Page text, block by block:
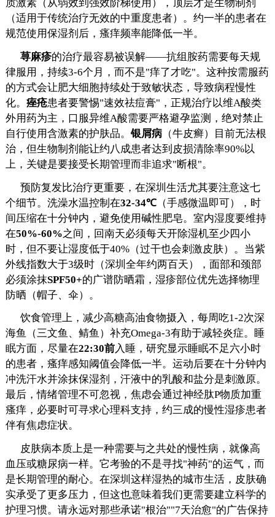
质激素（从弱效到强效阶梯使用），顶层才是生物制剂
（适用于传统治疗无效的中重度患者）。约一半的患者在
规范使用保湿剂后，瘙痒频率能降低一半。
荨麻疹的治疗最容易被误解——抗组胺药需要每天规
律服用，持续3-6个月，而不是"痒了才吃"。这种按需服药
的方式会让肥大细胞持续处于致敏状态，导致病程慢性
化。 痤疮患者要警惕"速效祛痘膏"，正规治疗以维A酸类
外用药为主，口服异维A酸需要严格避孕监测，绝对禁止
自行使用含激素的护肤品。 银屑病（牛皮癣）目前无法根
治，但生物制剂能让约八成患者达到皮损清除率90%以
上，关键是要接受长期管理而非追求"断根"。
预防复发比治疗更重要，在深圳生活尤其要注意这七
个细节。洗澡水温控制在32-34℃（手感微温即可），时
间压缩在十分钟内，避免使用碱性肥皂。室内湿度要维持
在50%-60%之间，回南天必须每天开除湿机至少四小
时，但不要让湿度低于40%（过干也会刺激皮肤）。当紫
外线指数大于3级时（深圳全年约两百天），面部和颈部
必须涂抹SPF50+的广谱防晒霜，湿疹部位优先选择物理
防晒（帽子、伞）。
饮食管理上，减少高糖高油食物摄入，每周吃1-2次深
海鱼（三文鱼、鲭鱼）补充Omega-3有助于减轻炎症。睡
眠方面，尽量在22:30前入睡，研究显示睡眠不足六小时
的患者，瘙痒感知阈值会降低一半。运动后要在十分钟内
冲洗汗水并涂抹保湿剂，汗液中的乳酸和盐分是刺激原。
最后，情绪管理不可忽视，焦虑会通过神经肽P物质加重
瘙痒，必要时可寻求心理科支持，约三成的慢性湿疹患者
伴有焦虑症状。
皮肤病本质上是一种需要与之共处的慢性病，就像高
血压或糖尿病一样。它考验的不是寻找"神药"的运气，而
是长期管理的耐心。在深圳这样湿热的城市生活，皮肤确
实承受了更多压力，但这也意味着我们更需要建立科学的
护理习惯。请永远对那些承诺"根治""7天治愈"的广告保持